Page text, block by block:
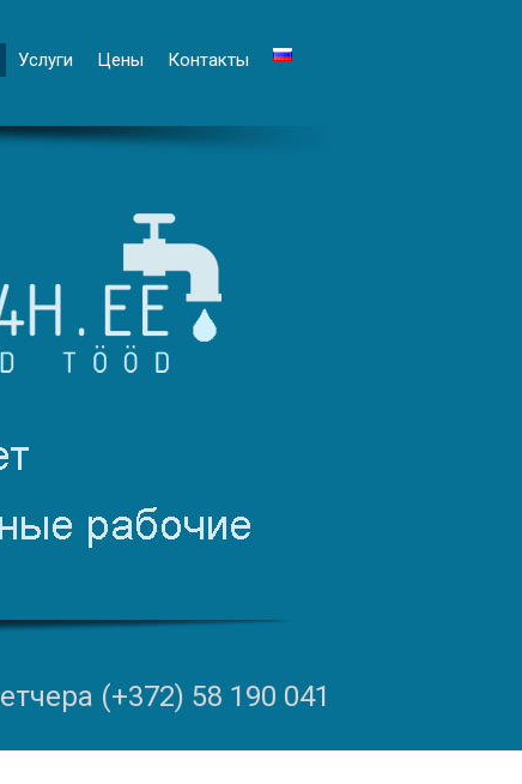
Услуги Цены Контакты
(+372) 58 190 041